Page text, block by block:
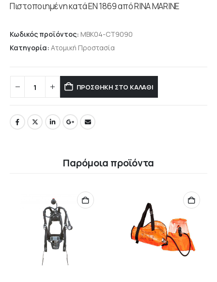
Πιστοποιημένη κατά ΕΝ 1869 από RINA MARINE
Κωδικός προϊόντος: MBK04-CT9090
Κατηγορία: Ατομική Προστασία
ΠΡΟΣΘΉΚΗ ΣΤΟ ΚΑΛΆΘΙ
Παρόμοια προϊόντα